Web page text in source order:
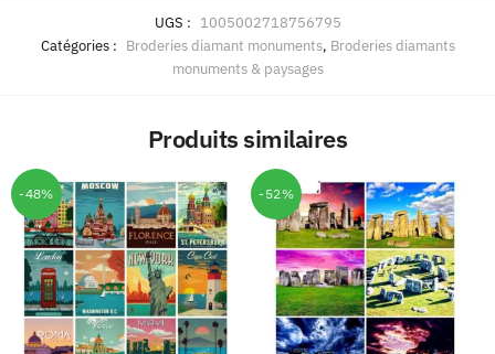
UGS : 1005002718756795
Catégories : Broderies diamant monuments, Broderies diamants
monuments & paysages
Produits similaires
-48% -52%